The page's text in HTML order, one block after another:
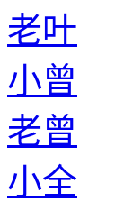
老叶
小曾
老曾
小全